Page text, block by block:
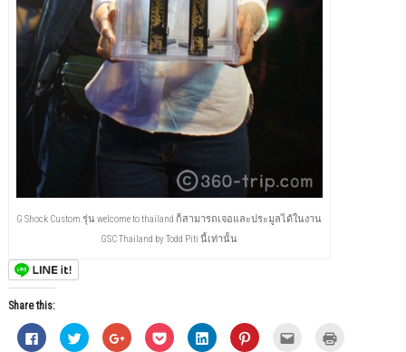
G Shock Custom รุ่น welcome to thailand ก็สามารถเจอและประมูลได้ในงาน
GSC Thailand by Todd Piti นี้เท่านั้น
Share this:
C
l
C
l
C
l
C
l
C
l
C
l